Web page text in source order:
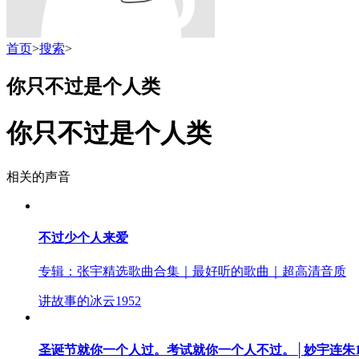
首页>搜索>
你只不过是个人类
你只不过是个人类
相关的声音
不过少个人来爱
专辑： 张宇精选歌曲合集｜最好听的歌曲｜超高清音质
讲故事的冰云1952
圣诞节就你一个人过。考试就你一个人不过。│妙宇连朱